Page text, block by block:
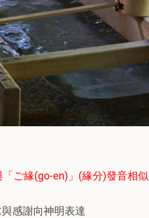
「ご緣(go-en)」(緣分)發音相似
感謝向神明表達